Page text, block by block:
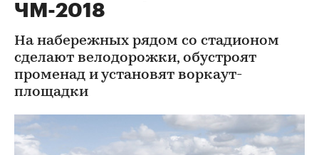
ЧМ-2018
На набережных рядом со стадионом
сделают велодорожки, обустроят
променад и установят воркаут-
площадки